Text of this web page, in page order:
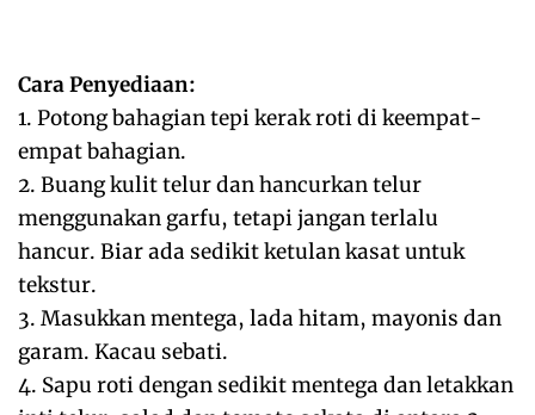
Cara Penyediaan:
1. Potong bahagian tepi kerak roti di keempat-
empat bahagian.
2. Buang kulit telur dan hancurkan telur
menggunakan garfu, tetapi jangan terlalu
hancur. Biar ada sedikit ketulan kasat untuk
tekstur.
3. Masukkan mentega, lada hitam, mayonis dan
garam. Kacau sebati.
4. Sapu roti dengan sedikit mentega dan letakkan